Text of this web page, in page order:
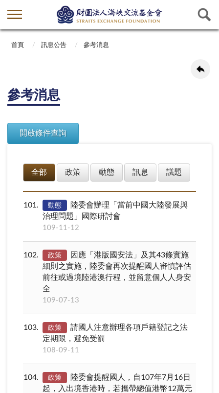
首頁 訊息公告 參考消息
參考消息
全部 政策 動態 訊息 議題
101 動態
陸委會辦理「當前中國大陸發展與
治理問題」國際研討會
109-11-12
102 政策
因應「港版國安法」及其43條實施
細則之實施，陸委會再次提醒國人審慎評估
前往或過境陸港澳行程，並留意個人人身安
全
109-07-13
103 政策
請國人注意辦理各項戶籍登記之法
定期限，避免受罰
108-09-11
104 政策
陸委會提醒國人，自107年7月16日
起，入出境香港時，若攜帶總值港幣12萬元